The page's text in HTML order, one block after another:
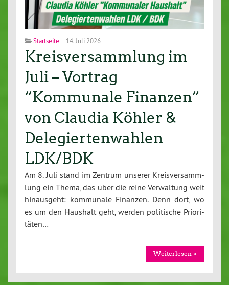
Startseite 14. Juli 2026
Kreisversammlung im
Juli – Vortrag
“Kommunale Finanzen”
von Claudia Köhler &
Delegiertenwahlen
LDK/BDK
Am 8. Juli stand im Zentrum unserer Kreis­ver­samm­
lung ein Thema, das über die reine Ver­wal­tung weit
hin­aus­geht: kommunale Finanzen. Denn dort, wo
es um den Haushalt geht, werden po­li­ti­sche Prio­ri­
tä­ten…
Wei­ter­le­sen »